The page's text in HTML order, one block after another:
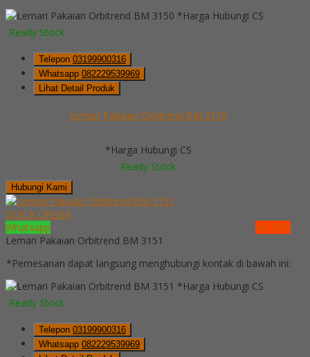
*Harga Hubungi CS
Ready Stock
Telepon 03199900316
Whatsapp 082229539969
Lihat Detail Produk
Lemari Pakaian Orbitrend BM 3150
*Harga Hubungi CS
Ready Stock
Hubungi Kami
QUICK ORDER
Whatsapp
via SMS
Lemari Pakaian Orbitrend BM 3151
*Pemesanan dapat langsung menghubungi kontak di bawah ini:
*Harga Hubungi CS
Ready Stock
Telepon 03199900316
Whatsapp 082229539969